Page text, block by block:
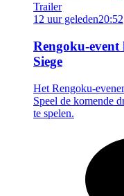
Trailer
12 uur geleden20:52
Rengoku-
Siege
Het Rengoku-
Speel de komende
te spelen.